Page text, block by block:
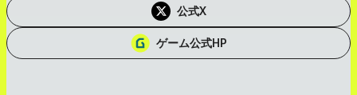
公式X
ゲーム公式HP